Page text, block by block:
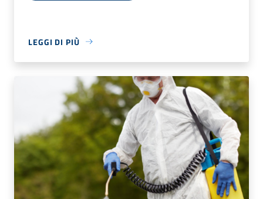
LEGGI DI PIÙ